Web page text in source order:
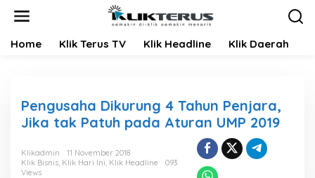
Home Klik Terus TV Klik Headline Klik Daerah
Pengusaha Dikurung 4 Tahun Penjara,
Jika tak Patuh pada Aturan UMP 2019
Klikadmin
11 November 2018
Klik Bisnis, Klik Hari Ini, Klik Headline
093
Views